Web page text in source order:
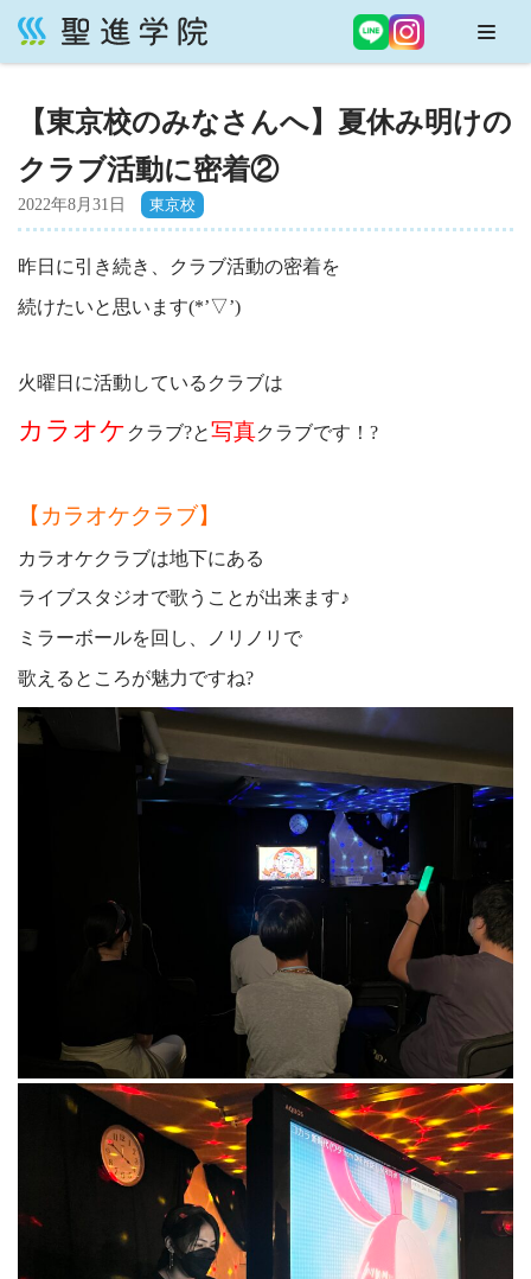
コ
テ
ン
ツ
へ
ス
キ
ッ
プ
【東京校のみなさんへ】夏休み明けの
クラブ活動に密着②
2022年8月31日
昨日に引き続き、クラブ活動の密着を
続けたいと思います(*’▽’)
火曜日に活動しているクラブは
カラオケ クラブ?と写真クラブです！?
【カラオケクラブ】
カラオケクラブは地下にある
ライブスタジオで歌うことが出来ます♪
ミラーボールを回し、ノリノリで
歌えるところが魅力ですね?